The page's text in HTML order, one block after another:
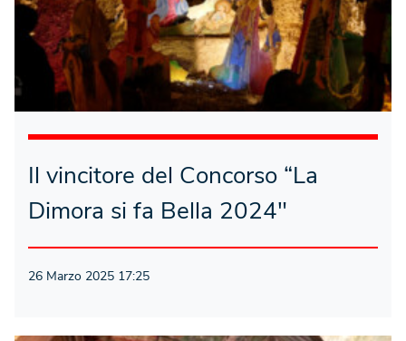
Il vincitore del Concorso “La
Dimora si fa Bella 2024″
26 Marzo 2025 17:25